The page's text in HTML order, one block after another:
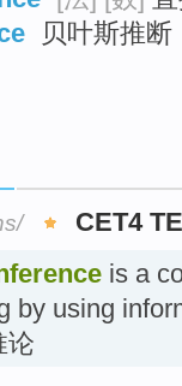
贝叶斯推
CET4
is a
by using
论